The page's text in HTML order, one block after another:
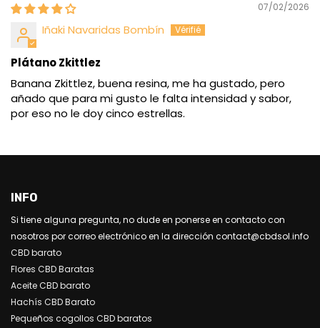
07/02/2026
Iñaki Navaridas Bombín
Plátano Zkittlez
Banana Zkittlez, buena resina, me ha gustado, pero
añado que para mi gusto le falta intensidad y sabor,
por eso no le doy cinco estrellas.
INFO
Si tiene alguna pregunta, no dude en ponerse en contacto con
nosotros por correo electrónico en la dirección contact@cbdsol.info
CBD barato
Flores CBD Baratas
Aceite CBD barato
Hachís CBD Barato
Pequeños cogollos CBD baratos